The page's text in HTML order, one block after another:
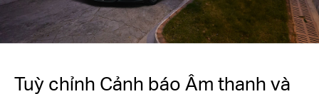
Tuỳ chỉnh Cảnh báo Âm thanh và